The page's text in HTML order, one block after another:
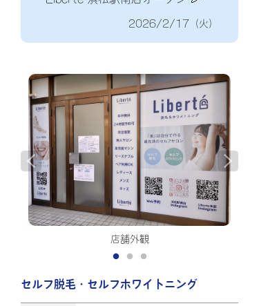
2026/2/17（火）
店舗外観
セルフ脱毛・セルフホワイトニング